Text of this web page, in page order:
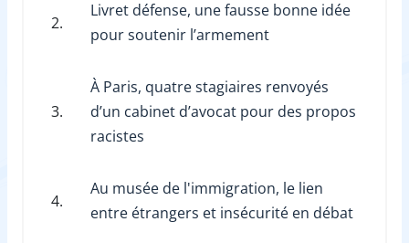
2.
Livret défense, une fausse bonne idée
pour soutenir l’armement
3.
À Paris, quatre stagiaires renvoyés
d’un cabinet d’avocat pour des propos
racistes
4.
Au musée de l'immigration, le lien
entre étrangers et insécurité en débat